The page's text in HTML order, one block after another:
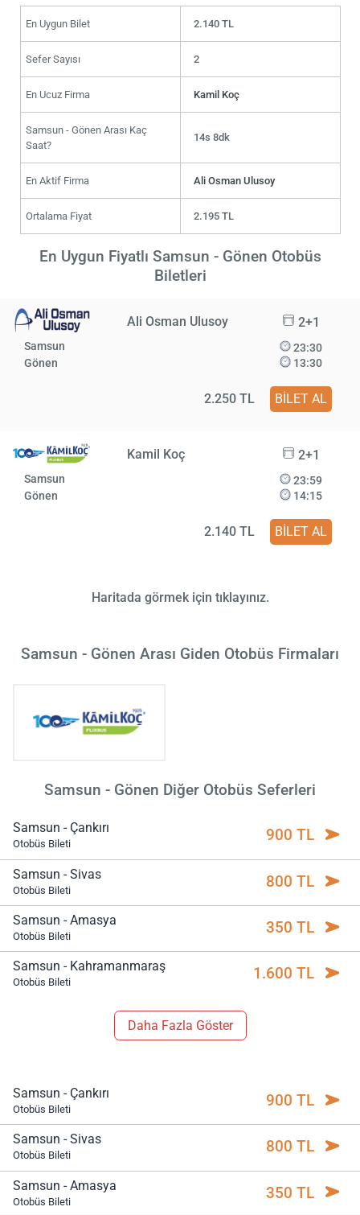
En Uygun Bilet 2.140 TL
Sefer Sayısı 2
En Ucuz Firma Kamil Koç
Samsun - Gönen Arası Kaç
Saat?
14s 8dk
En Aktif Firma Ali Osman Ulusoy
Ortalama Fiyat 2.195 TL
En Uygun Fiyatlı Samsun - Gönen Otobüs
Biletleri
Ali Osman Ulusoy 2+1
Samsun
Gönen
23:30
13:30
2.250 TL BİLET AL
Kamil Koç 2+1
Samsun
Gönen
23:59
14:15
2.140 TL BİLET AL
Haritada görmek için tıklayınız.
Samsun - Gönen Arası Giden Otobüs Firmaları
Samsun - Gönen Diğer Otobüs Seferleri
Samsun - Çankırı
Otobüs Bileti 900 TL
Samsun - Sivas
Otobüs Bileti 800 TL
Samsun - Amasya
Otobüs Bileti 350 TL
Samsun - Kahramanmaraş
Otobüs Bileti 1.600 TL
Daha Fazla Göster
Samsun - Çankırı
Otobüs Bileti 900 TL
Samsun - Sivas
Otobüs Bileti 800 TL
Samsun - Amasya
Otobüs Bileti 350 TL